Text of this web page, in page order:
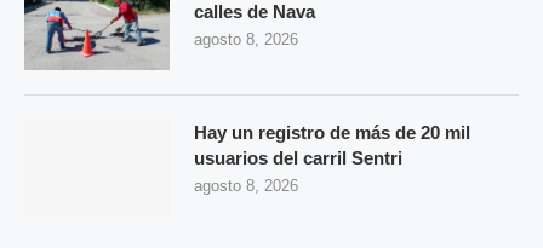
calles de Nava
agosto 8, 2026
Hay un registro de más de 20 mil
usuarios del carril Sentri
agosto 8, 2026